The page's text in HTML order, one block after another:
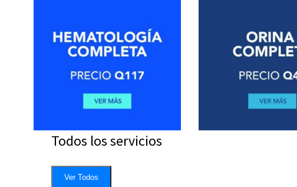
Todos los servicios
Ver Todos